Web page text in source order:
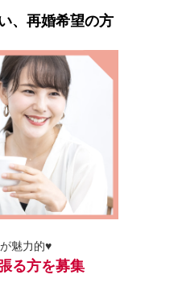
、再婚希望の方
魅力的♥
る方を募集